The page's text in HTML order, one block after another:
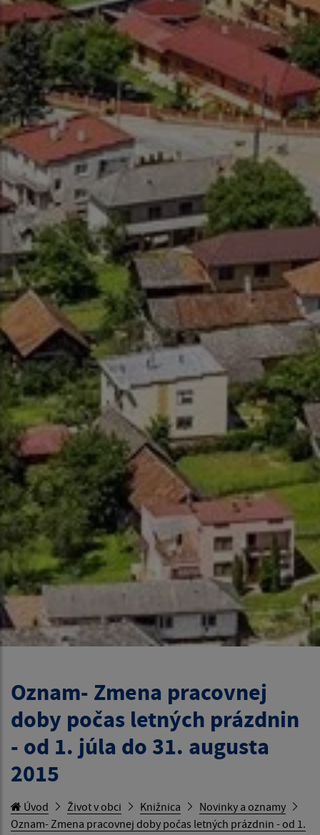
Oznam- Zmena pracovnej
doby počas letných prázdnin
- od 1. júla do 31. augusta
2015
Úvod Život v obci Knižnica
Novinky a oznamy
Oznam- Zmena pracovnej doby počas letných prázdnin - od 1.